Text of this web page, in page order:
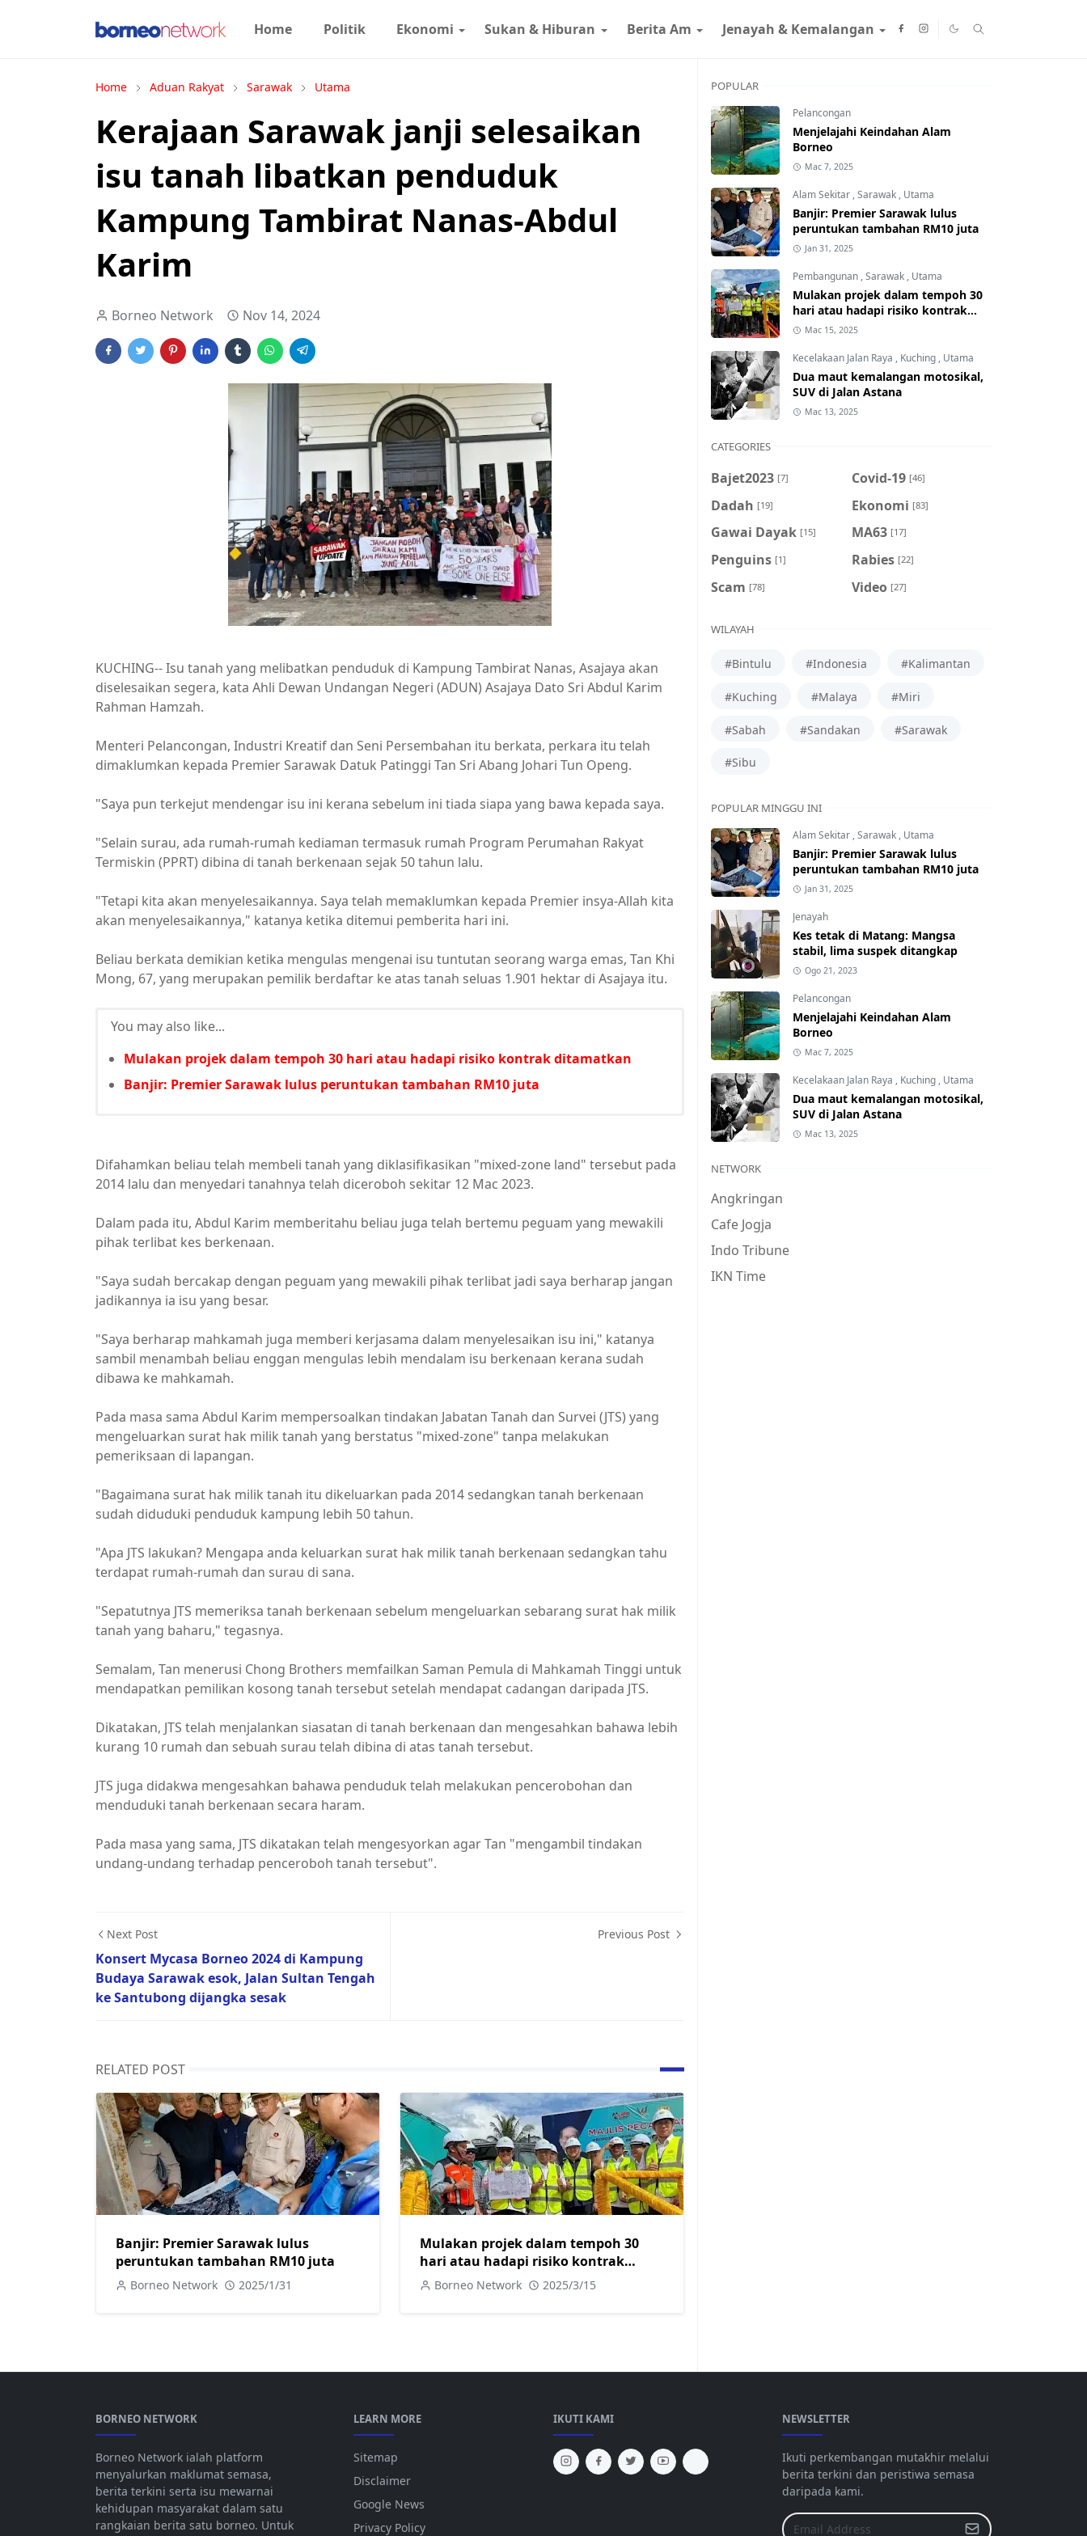
Home Politik Ekonomi Sukan & Hiburan Berita Am Jenayah & Kemalangan
Home Aduan Rakyat Sarawak Utama
Kerajaan Sarawak janji selesaikan
isu tanah libatkan penduduk
Kampung Tambirat Nanas-Abdul
Karim
Borneo Network Nov 14, 2024
KUCHING-- Isu tanah yang melibatkan penduduk di Kampung Tambirat Nanas, Asajaya akan
diselesaikan segera, kata Ahli Dewan Undangan Negeri (ADUN) Asajaya Dato Sri Abdul Karim
Rahman Hamzah.
Menteri Pelancongan, Industri Kreatif dan Seni Persembahan itu berkata, perkara itu telah
dimaklumkan kepada Premier Sarawak Datuk Patinggi Tan Sri Abang Johari Tun Openg.
"Saya pun terkejut mendengar isu ini kerana sebelum ini tiada siapa yang bawa kepada saya.
"Selain surau, ada rumah-rumah kediaman termasuk rumah Program Perumahan Rakyat
Termiskin (PPRT) dibina di tanah berkenaan sejak 50 tahun lalu.
"Tetapi kita akan menyelesaikannya. Saya telah memaklumkan kepada Premier insya-Allah kita
akan menyelesaikannya," katanya ketika ditemui pemberita hari ini.
Beliau berkata demikian ketika mengulas mengenai isu tuntutan seorang warga emas, Tan Khi
Mong, 67, yang merupakan pemilik berdaftar ke atas tanah seluas 1.901 hektar di Asajaya itu.
You may also like...
Mulakan projek dalam tempoh 30 hari atau hadapi risiko kontrak ditamatkan
Banjir: Premier Sarawak lulus peruntukan tambahan RM10 juta
Difahamkan beliau telah membeli tanah yang diklasifikasikan "mixed-zone land" tersebut pada
2014 lalu dan menyedari tanahnya telah diceroboh sekitar 12 Mac 2023.
Dalam pada itu, Abdul Karim memberitahu beliau juga telah bertemu peguam yang mewakili
pihak terlibat kes berkenaan.
"Saya sudah bercakap dengan peguam yang mewakili pihak terlibat jadi saya berharap jangan
jadikannya ia isu yang besar.
"Saya berharap mahkamah juga memberi kerjasama dalam menyelesaikan isu ini," katanya
sambil menambah beliau enggan mengulas lebih mendalam isu berkenaan kerana sudah
dibawa ke mahkamah.
Pada masa sama Abdul Karim mempersoalkan tindakan Jabatan Tanah dan Survei (JTS) yang
mengeluarkan surat hak milik tanah yang berstatus "mixed-zone" tanpa melakukan
pemeriksaan di lapangan.
"Bagaimana surat hak milik tanah itu dikeluarkan pada 2014 sedangkan tanah berkenaan
sudah diduduki penduduk kampung lebih 50 tahun.
"Apa JTS lakukan? Mengapa anda keluarkan surat hak milik tanah berkenaan sedangkan tahu
terdapat rumah-rumah dan surau di sana.
"Sepatutnya JTS memeriksa tanah berkenaan sebelum mengeluarkan sebarang surat hak milik
tanah yang baharu," tegasnya.
Semalam, Tan menerusi Chong Brothers memfailkan Saman Pemula di Mahkamah Tinggi untuk
mendapatkan pemilikan kosong tanah tersebut setelah mendapat cadangan daripada JTS.
Dikatakan, JTS telah menjalankan siasatan di tanah berkenaan dan mengesahkan bahawa lebih
kurang 10 rumah dan sebuah surau telah dibina di atas tanah tersebut.
JTS juga didakwa mengesahkan bahawa penduduk telah melakukan pencerobohan dan
menduduki tanah berkenaan secara haram.
Pada masa yang sama, JTS dikatakan telah mengesyorkan agar Tan "mengambil tindakan
undang-undang terhadap penceroboh tanah tersebut".
Next Post
Konsert Mycasa Borneo 2024 di Kampung
Budaya Sarawak esok, Jalan Sultan Tengah
ke Santubong dijangka sesak
Previous Post
RELATED POST
Banjir: Premier Sarawak lulus
peruntukan tambahan RM10 juta
Borneo Network 2025/1/31
Mulakan projek dalam tempoh 30
hari atau hadapi risiko kontrak
ditamatkan
Borneo Network 2025/3/15
POPULAR
Pelancongan
Menjelajahi Keindahan Alam
Borneo
Mac 7, 2025
Alam Sekitar ,Sarawak , Utama
Banjir: Premier Sarawak lulus
peruntukan tambahan RM10 juta
Jan 31, 2025
Pembangunan ,Sarawak , Utama
Mulakan projek dalam tempoh 30
hari atau hadapi risiko kontrak
ditamatkan
Mac 15, 2025
Kecelakaan Jalan Raya , Kuching , Utama
Dua maut kemalangan motosikal,
SUV di Jalan Astana
Mac 13, 2025
CATEGORIES
Bajet2023 [7] Covid-19 [46]
Dadah [19] Ekonomi [83]
Gawai Dayak [15] MA63 [17]
Penguins [1] Rabies [22]
Scam [78] Video [27]
WILAYAH
#Bintulu #Indonesia #Kalimantan
#Kuching #Malaya #Miri
#Sabah #Sandakan #Sarawak
#Sibu
POPULAR MINGGU INI
Alam Sekitar ,Sarawak , Utama
Banjir: Premier Sarawak lulus
peruntukan tambahan RM10 juta
Jan 31, 2025
Jenayah
Kes tetak di Matang: Mangsa
stabil, lima suspek ditangkap
Ogo 21, 2023
Pelancongan
Menjelajahi Keindahan Alam
Borneo
Mac 7, 2025
Kecelakaan Jalan Raya , Kuching , Utama
Dua maut kemalangan motosikal,
SUV di Jalan Astana
Mac 13, 2025
NETWORK
Angkringan
Cafe Jogja
Indo Tribune
IKN Time
BORNEO NETWORK
Borneo Network ialah platform
menyalurkan maklumat semasa,
berita terkini serta isu mewarnai
kehidupan masyarakat dalam satu
rangkaian berita satu borneo. Untuk
LEARN MORE
Sitemap
Disclaimer
Google News
Privacy Policy
IKUTI KAMI NEWSLETTER
Ikuti perkembangan mutakhir melalui
berita terkini dan peristiwa semasa
daripada kami.